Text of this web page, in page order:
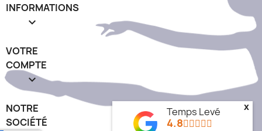
INFORMATIONS

VOTRE
COMPTE

NOTRE
SOCIÉTÉ
Temps Levé
4.8
x